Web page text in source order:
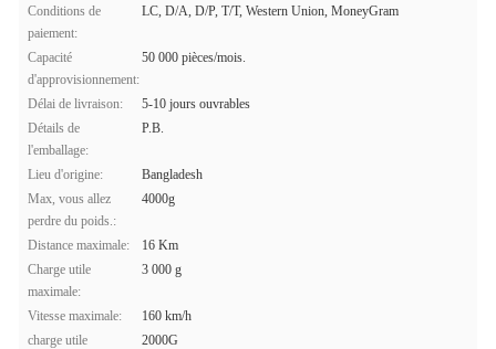
Conditions de
paiement:
LC, D/A, D/P, T/T, Western Union, MoneyGram
Capacité
d'approvisionnement:
50 000 pièces/mois.
Délai de livraison:
5-10 jours ouvrables
Détails de
l'emballage:
P.B.
Lieu d'origine:
Bangladesh
Max, vous allez
perdre du poids.:
4000g
Distance maximale:
16 Km
Charge utile
maximale:
3 000 g
Vitesse maximale:
160 km/h
charge utile
2000G